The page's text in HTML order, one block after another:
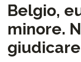
Belgio,
minore.
giudicare